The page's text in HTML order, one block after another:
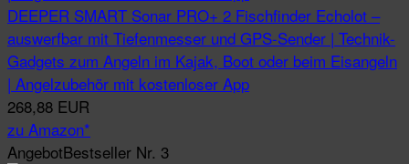
DEEPER SMART Sonar PRO+ 2 Fischfinder Echolot –
auswerfbar mit Tiefenmesser und GPS-Sender | Technik-
Gadgets zum Angeln im Kajak, Boot oder beim Eisangeln
| Angelzubehör mit kostenloser App
268,88 EUR
zu Amazon*
AngebotBestseller Nr. 3